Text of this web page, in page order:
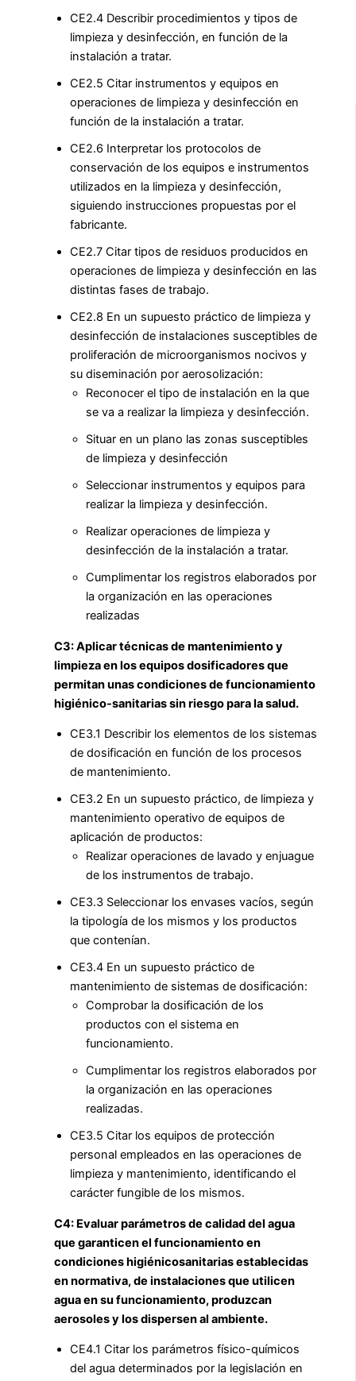
CE2.4 Describir procedimientos y tipos de
limpieza y desinfección, en función de la
instalación a tratar.
CE2.5 Citar instrumentos y equipos en
operaciones de limpieza y desinfección en
función de la instalación a tratar.
CE2.6 Interpretar los protocolos de
conservación de los equipos e instrumentos
utilizados en la limpieza y desinfección,
siguiendo instrucciones propuestas por el
fabricante.
CE2.7 Citar tipos de residuos producidos en
operaciones de limpieza y desinfección en las
distintas fases de trabajo.
CE2.8 En un supuesto práctico de limpieza y
desinfección de instalaciones susceptibles de
proliferación de microorganismos nocivos y
su diseminación por aerosolización:
Reconocer el tipo de instalación en la que
se va a realizar la limpieza y desinfección.
Situar en un plano las zonas susceptibles
de limpieza y desinfección
Seleccionar instrumentos y equipos para
realizar la limpieza y desinfección.
Realizar operaciones de limpieza y
desinfección de la instalación a tratar.
Cumplimentar los registros elaborados por
la organización en las operaciones
realizadas
C3: Aplicar técnicas de mantenimiento y
limpieza en los equipos dosificadores que
permitan unas condiciones de funcionamiento
higiénico-sanitarias sin riesgo para la salud.
CE3.1 Describir los elementos de los sistemas
de dosificación en función de los procesos
de mantenimiento.
CE3.2 En un supuesto práctico, de limpieza y
mantenimiento operativo de equipos de
aplicación de productos:
Realizar operaciones de lavado y enjuague
de los instrumentos de trabajo.
CE3.3 Seleccionar los envases vacíos, según
la tipología de los mismos y los productos
que contenían.
CE3.4 En un supuesto práctico de
mantenimiento de sistemas de dosificación:
Comprobar la dosificación de los
productos con el sistema en
funcionamiento.
Cumplimentar los registros elaborados por
la organización en las operaciones
realizadas.
CE3.5 Citar los equipos de protección
personal empleados en las operaciones de
limpieza y mantenimiento, identificando el
carácter fungible de los mismos.
C4: Evaluar parámetros de calidad del agua
que garanticen el funcionamiento en
condiciones higiénicosanitarias establecidas
en normativa, de instalaciones que utilicen
agua en su funcionamiento, produzcan
aerosoles y los dispersen al ambiente.
CE4.1 Citar los parámetros físico-químicos
del agua determinados por la legislación en